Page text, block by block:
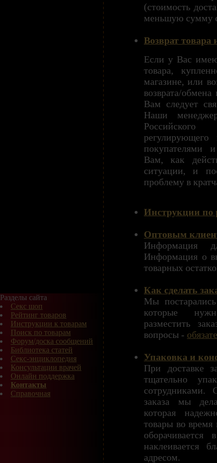
Разделы сайта
Секс шоп
Рейтинг товаров
Инструкции к товарам
Поиск по товарам
Форум/доска сообщений
Библиотека статей
Секс-энциклопедия
Консультации врачей
Онлайн поддержка
Контакты
Справочная
(стоимость
меньшую сумму
Возврат товара
Если у Вас
товара,
магазине, или
возврата/
Вам следует
Наши
покупателями
Вам, как
ситуации, и
проблему в
Инструкции по
Оптовым
Информация
Информация о
товарных
Как сделать
Мы
которые
разместить
вопросы -
Упаковка и
При доставке
тщательно
сотрудниками.
заказа мы
которая
товары во
наклеивается
адресом.